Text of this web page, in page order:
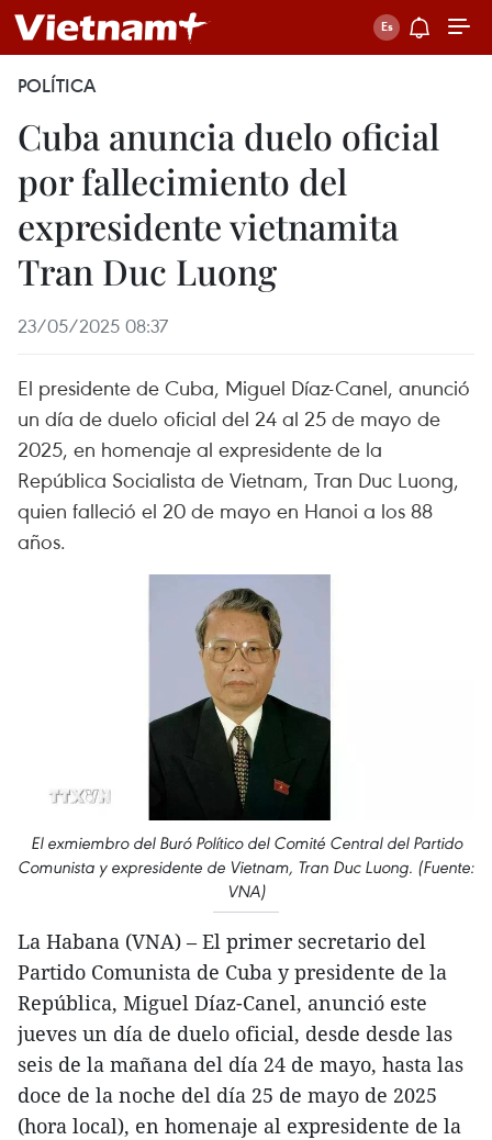
POLÍTICA
Cuba anuncia duelo oficial
por fallecimiento del
expresidente vietnamita
Tran Duc Luong
23/05/2025 08:37
El presidente de Cuba, Miguel Díaz-Canel, anunció
un día de duelo oficial del 24 al 25 de mayo de
2025, en homenaje al expresidente de la
República Socialista de Vietnam, Tran Duc Luong,
quien falleció el 20 de mayo en Hanoi a los 88
años.
El exmiembro del Buró Político del Comité Central del Partido
Comunista y expresidente de Vietnam, Tran Duc Luong. (Fuente:
VNA)
La Habana (VNA) – El primer secretario del
Partido Comunista de Cuba y presidente de la
República, Miguel Díaz-Canel, anunció este
jueves un día de duelo oficial, desde desde las
seis de la mañana del día 24 de mayo, hasta las
doce de la noche del día 25 de mayo de 2025
(hora local), en homenaje al expresidente de la